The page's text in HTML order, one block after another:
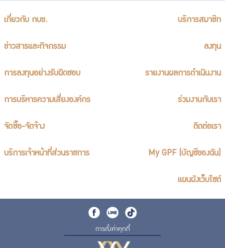
เกี่ยวกับ กบข. บริการสมาชิก
ข่าวสารและกิจกรรม ลงทุน
การลงทุนอย่างรับผิดชอบ รายงานผลการดำเนินงาน
การบริหารความเสี่ยงองค์กร ร่วมงานกับเรา
จัดซื้อ-จัดจ้าง ติดต่อเรา
บริการเจ้าหน้าที่ส่วนราชการ My GPF (บัญชีของฉัน)
แผนผังเว็บไซต์
การตั้งค่าคุกกี้